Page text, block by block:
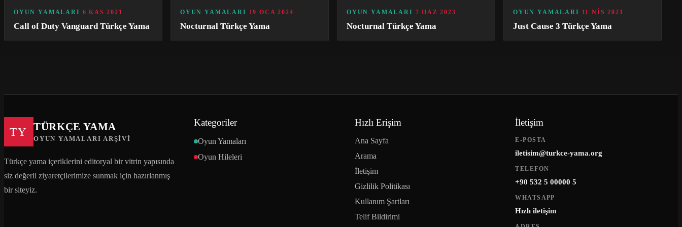
OYUN YAMALARI 6 KAS 2021
Call of Duty Vanguard Türkçe Yama
OYUN YAMALARI 19 OCA 2024
Nocturnal Türkçe Yama
OYUN YAMALARI 7 HAZ 2023
Nocturnal Türkçe Yama
OYUN YAMALARI 11 NIS 2021
Just Cause 3 Türkçe Yama
TY TÜRKÇE YAMA
OYUN YAMALARI ARŞIVI
Türkçe yama içeriklerini editoryal bir vitrin yapısında
siz değerli ziyaretçilerimize sunmak için hazırlanmış
bir siteyiz.
Kategoriler
Oyun Yamaları
Oyun Hileleri
Hızlı Erişim
Ana Sayfa
Arama
İletişim
Gizlilik Politikası
Kullanım Şartları
Telif Bildirimi
İletişim
E-POSTA
iletisim@turkce-yama.org
TELEFON
+90 532 5 00000 5
WHATSAPP
Hızlı iletişim